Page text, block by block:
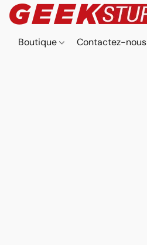
Boutique Contactez-nous